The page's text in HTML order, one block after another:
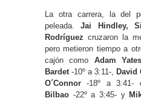
La otra carrera, la del
peleada.Jai Hindley,
Rodríguez cruzaron la
pero metieron tiempo a
cajón como Adam Yates
Bardet-10º a 3:11-, David
O´Connor -18º a 3:41-
Bilbao -22º a 3:45- y